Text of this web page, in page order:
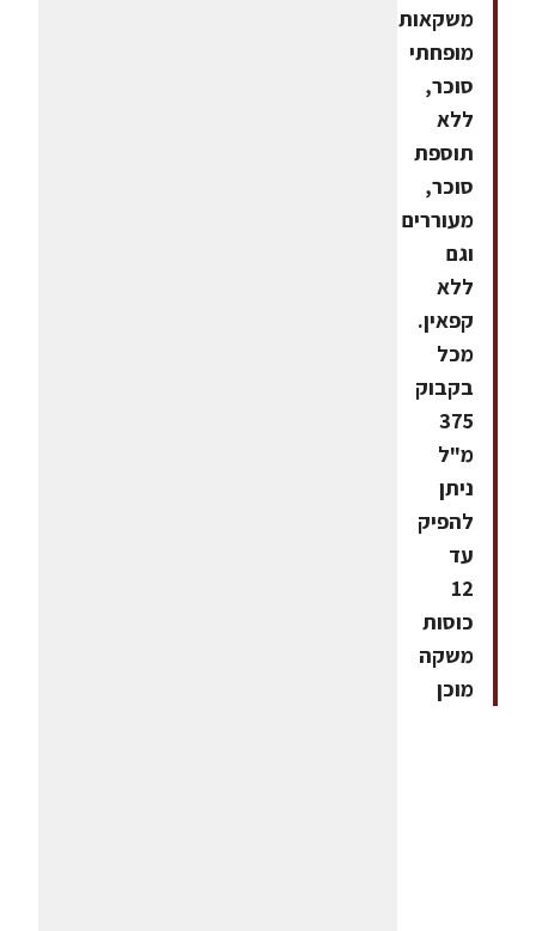
משקאות
מופחתי
סוכר,
ללא
תוספת
סוכר,
מעוררים
וגם
ללא
קפאין.
מכל
בקבוק
375
מ"ל
ניתן
להפיק
עד
12
כוסות
משקה
מוכן